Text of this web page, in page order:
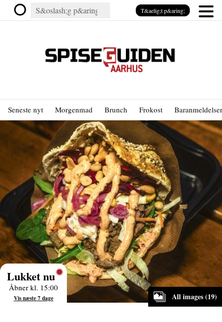
Seneste nyt Morgenmad Brunch Frokost Baranmeldelser
All images (19)
Lukket nu
Åbner kl. 15:00
Vis næste 7 dage
T&aelig;t p&aring;